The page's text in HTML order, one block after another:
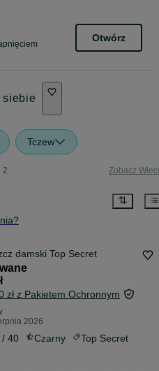
Otwórz
siebie
Tczew
2 Zobacz
damski Top Secret
zł z Pakietem Ochronnym
2026
/ 40 Czarny Top Secret